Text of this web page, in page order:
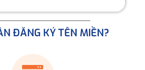
ĐĂNG KÝ TÊN MIỀN?